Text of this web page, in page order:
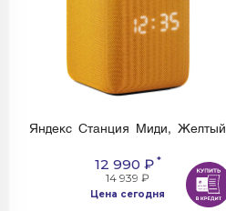
Яндекс Станция Миди, Желтый
12 990 ₽*
14 939 ₽
Цена сегодня